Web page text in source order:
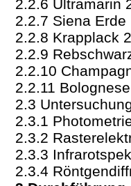
2.2.6 Ultramarin
2.2.7 Siena Erde
2.2.8 Krapplack
2.2.9
2.2.10
2.2.11
2.3
2.3.1
2.3.2
2.3.3
2.3.4